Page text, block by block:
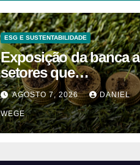
ESG E SUSTENTABILIDADE
Exposição da banca a
setores que
contribuem para as
alterações climáticas
mantém-se nos 62%
AGOSTO 7, 2026 DANIEL
WEGE